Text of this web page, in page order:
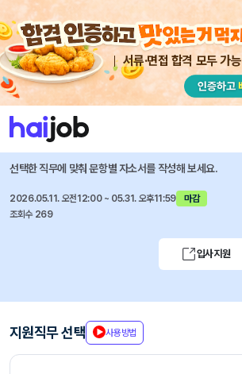
서류·면접 합격 모두 가능
채용공고 자소서 자유항목 자소서 내 작성목록
타라티피에스 즐겨찾기
2026년 신입사원 공개 채용
선택한 직무에 맞춰 문항별 자소서를 작성해 보세요.
2026.05.11. 오전12:00 ~ 05.31. 오후11:59
마감
조회수 269
입사지원
지원직무 선택 사용방법